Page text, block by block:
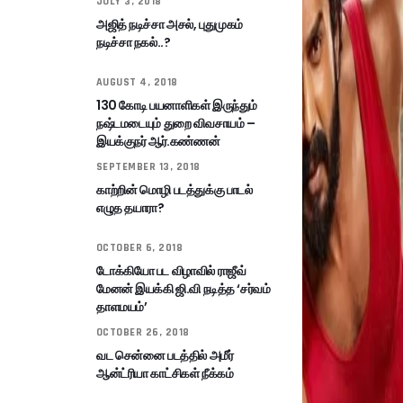
அஜித் நடிச்சா அசல், புதுமுகம்
நடிச்சா நகல்..?
AUGUST 4, 2018
130 கோடி பயனாளிகள் இருந்தும்
நஷ்டமடையும் துறை விவசாயம் –
இயக்குநர் ஆர்.கண்ணன்
SEPTEMBER 13, 2018
காற்றின் மொழி படத்துக்கு பாடல்
எழுத தயாரா?
OCTOBER 6, 2018
டோக்கியோ பட விழாவில் ராஜீவ்
மேனன் இயக்கி ஜி.வி நடித்த ‘சர்வம்
தாளமயம்’
OCTOBER 26, 2018
வட சென்னை படத்தில் அமீர்
ஆன்ட்ரியா காட்சிகள் நீக்கம்